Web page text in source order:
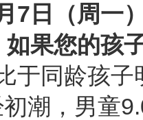
7日（周
您的孩子
于同龄孩
潮，男童